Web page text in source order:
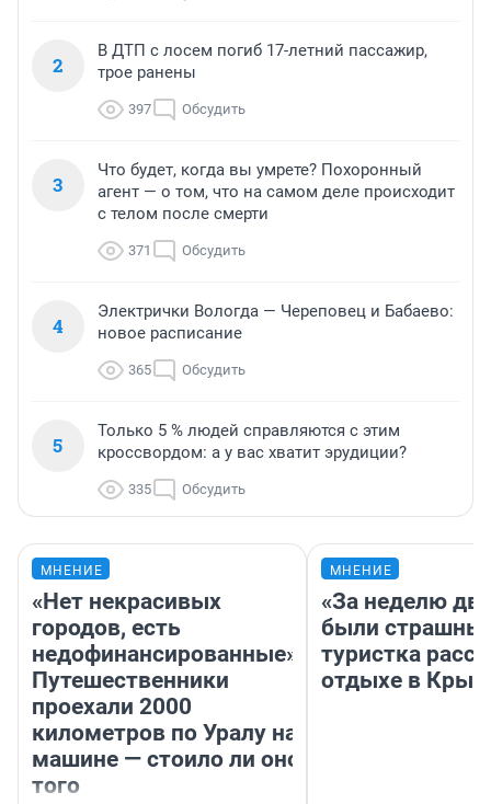
2
В ДТП с лосем погиб 17-летний пассажир,
трое ранены
397 Обсудить
3
Что будет, когда вы умрете? Похоронный
агент — о том, что на самом деле происходит
с телом после смерти
371 Обсудить
4
Электрички Вологда — Череповец и Бабаево:
новое расписание
365 Обсудить
5
Только 5 % людей справляются с этим
кроссвордом: а у вас хватит эрудиции?
335 Обсудить
МНЕНИЕ
«Нет некрасивых
городов, есть
недофинансированные».
Путешественники
проехали 2000
километров по Уралу на
машине — стоило ли оно
того
МНЕНИЕ
«За неделю
были
туристка
отдыхе в